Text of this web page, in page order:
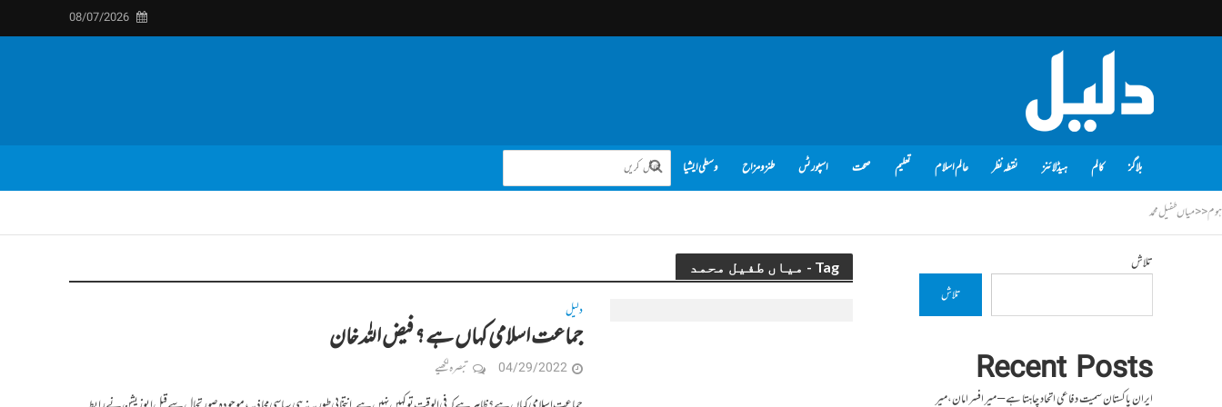
08/07/2026
بلاگز کالم ہیڈلائنز نقطہ نظر عالم اسلام تعلیم صحت اسپورٹس طنز و مزاح وسطی ایشیا
ہوم<<میاں طفیل محمد
Tag - میاں طفیل محمد
دلیل
جماعت اسلامی کہاں ہے ؟ فیض اللہ خان
04/29/2022 تبصرہ لکھیے
تلاش
تلاش
Recent Posts
ایران پاکستان سمیت دفاعی اتحاد چاہتا ہے – میر افسر امان،میر